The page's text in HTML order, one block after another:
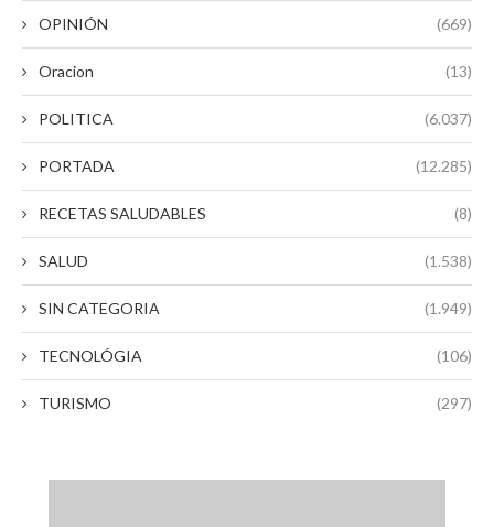
OPINIÓN (669)
Oracion (13)
POLITICA (6.037)
PORTADA (12.285)
RECETAS SALUDABLES (8)
SALUD (1.538)
SIN CATEGORIA (1.949)
TECNOLÓGIA (106)
TURISMO (297)